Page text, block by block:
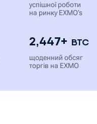
успішної роботи
на ринку EXMO’s
2,447+ BTC
щоденний обсяг
торгів на EXMO